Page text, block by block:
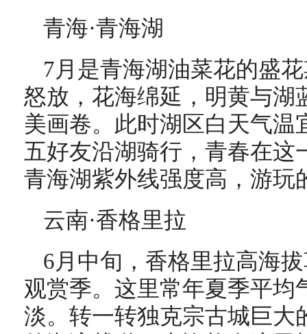
青海·青海湖
7月是青海湖油菜花的盛
怒放，花海绵延，明黄与湖
美画卷。此时湖区白天气温
五好友沿湖骑行，青春在这
青海湖紫外线强度高，游玩
云南·香格里拉
6月中旬，香格里拉高海
观赏季。这里常年夏季平
淡。转一转独克宗古城巨大